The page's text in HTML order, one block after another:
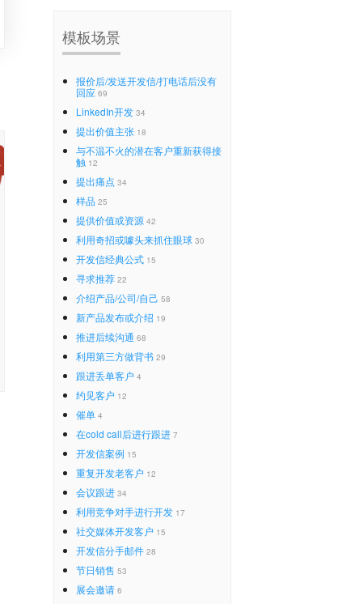
模板场景
报价后/发送开发信/打电话后没有
回应 69
LinkedIn开发 34
提出价值主张 18
与不温不火的潜在客户重新获得接
触 12
提出痛点 34
样品 25
提供价值或资源 42
利用奇招或噱头来抓住眼球 30
开发信经典公式 15
寻求推荐 22
介绍产品/公司/自己 58
新产品发布或介绍 19
推进后续沟通 68
利用第三方做背书 29
跟进丢单客户 4
约见客户 12
催单 4
在cold call后进行跟进 7
开发信案例 15
重复开发老客户 12
会议跟进 34
利用竞争对手进行开发 17
社交媒体开发客户 15
开发信分手邮件 28
节日销售 53
展会邀请 6